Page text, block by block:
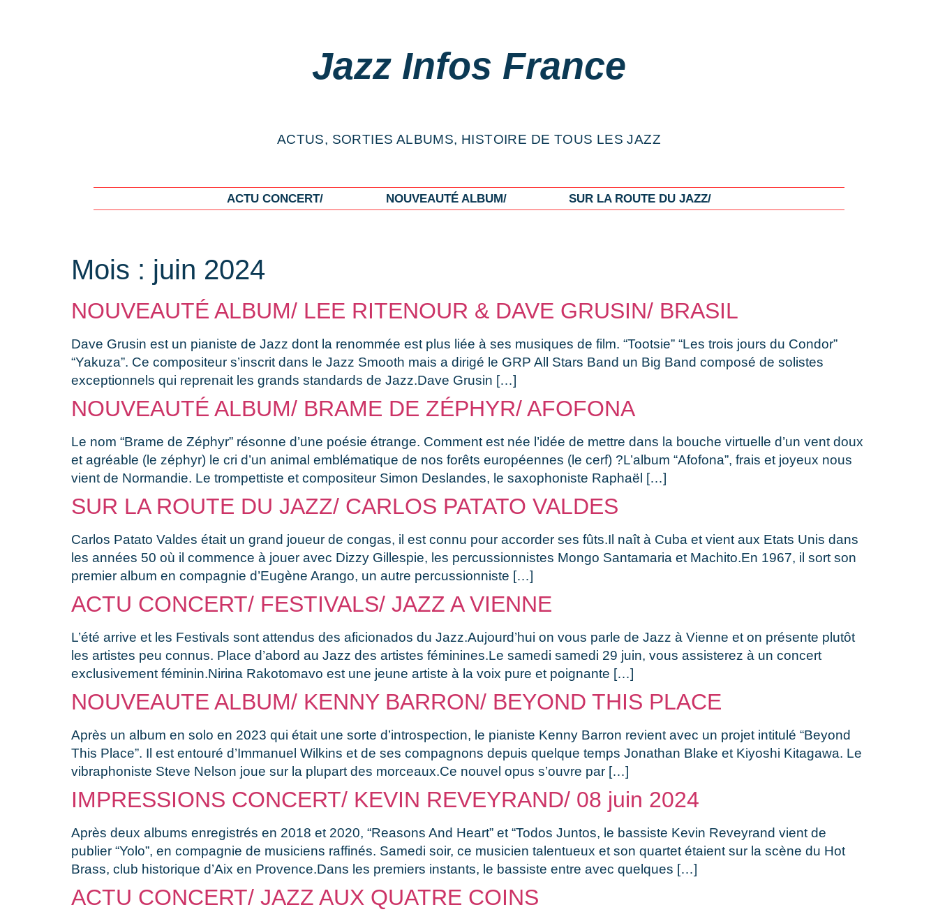
Jazz Infos France
ACTUS, SORTIES ALBUMS, HISTOIRE DE TOUS LES JAZZ
ACTU CONCERT/ NOUVEAUTÉ ALBUM/ SUR LA ROUTE DU JAZZ/
Mois : juin 2024
NOUVEAUTÉ ALBUM/ LEE RITENOUR & DAVE GRUSIN/ BRASIL
Dave Grusin est un pianiste de Jazz dont la renommée est plus liée à ses musiques de film. “Tootsie” “Les trois jours du Condor”
“Yakuza”. Ce compositeur s’inscrit dans le Jazz Smooth mais a dirigé le GRP All Stars Band un Big Band composé de solistes
exceptionnels qui reprenait les grands standards de Jazz.Dave Grusin […]
NOUVEAUTÉ ALBUM/ BRAME DE ZÉPHYR/ AFOFONA
Le nom “Brame de Zéphyr” résonne d’une poésie étrange. Comment est née l’idée de mettre dans la bouche virtuelle d’un vent doux
et agréable (le zéphyr) le cri d’un animal emblématique de nos forêts européennes (le cerf) ?L’album “Afofona”, frais et joyeux nous
vient de Normandie. Le trompettiste et compositeur Simon Deslandes, le saxophoniste Raphaël […]
SUR LA ROUTE DU JAZZ/ CARLOS PATATO VALDES
Carlos Patato Valdes était un grand joueur de congas, il est connu pour accorder ses fûts.Il naît à Cuba et vient aux Etats Unis dans
les années 50 où il commence à jouer avec Dizzy Gillespie, les percussionnistes Mongo Santamaria et Machito.En 1967, il sort son
premier album en compagnie d’Eugène Arango, un autre percussionniste […]
ACTU CONCERT/ FESTIVALS/ JAZZ A VIENNE
L’été arrive et les Festivals sont attendus des aficionados du Jazz.Aujourd’hui on vous parle de Jazz à Vienne et on présente plutôt
les artistes peu connus. Place d’abord au Jazz des artistes féminines.Le samedi samedi 29 juin, vous assisterez à un concert
exclusivement féminin.Nirina Rakotomavo est une jeune artiste à la voix pure et poignante […]
NOUVEAUTE ALBUM/ KENNY BARRON/ BEYOND THIS PLACE
Après un album en solo en 2023 qui était une sorte d’introspection, le pianiste Kenny Barron revient avec un projet intitulé “Beyond
This Place”. Il est entouré d’Immanuel Wilkins et de ses compagnons depuis quelque temps Jonathan Blake et Kiyoshi Kitagawa. Le
vibraphoniste Steve Nelson joue sur la plupart des morceaux.Ce nouvel opus s’ouvre par […]
IMPRESSIONS CONCERT/ KEVIN REVEYRAND/ 08 juin 2024
Après deux albums enregistrés en 2018 et 2020, “Reasons And Heart” et “Todos Juntos, le bassiste Kevin Reveyrand vient de
publier “Yolo”, en compagnie de musiciens raffinés. Samedi soir, ce musicien talentueux et son quartet étaient sur la scène du Hot
Brass, club historique d’Aix en Provence.Dans les premiers instants, le bassiste entre avec quelques […]
ACTU CONCERT/ JAZZ AUX QUATRE COINS